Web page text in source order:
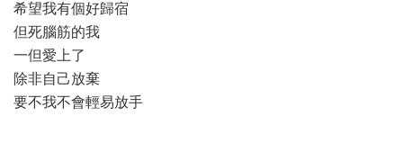
希望我有個好歸宿
但死腦筋的我
一但愛上了
除非自己放棄
要不我不會輕易放手